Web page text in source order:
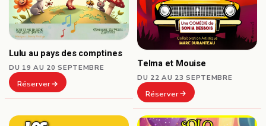
Lulu au pays des comptines
DU 19 AU 20 SEPTEMBRE
Réserver
Telma et Mouise
DU 22 AU 23 SEPTEMBRE
Réserver